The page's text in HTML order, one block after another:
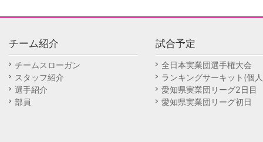
チーム紹介
チームスローガン
スタッフ紹介
選手紹介
部員
試合予定
全日本実業団選手権大会
ランキングサーキット(個
愛知県実業団リーグ2日目
愛知県実業団リーグ初日